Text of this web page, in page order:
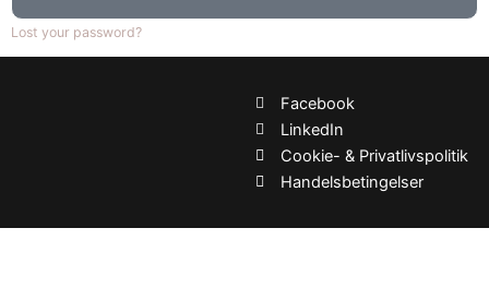
Lost your password?
Facebook
LinkedIn
Cookie- & Privatlivspolitik
Handelsbetingelser